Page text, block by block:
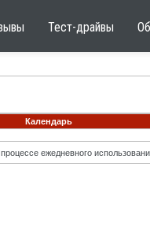
Тест-драйвы
Календарь
ежедневного